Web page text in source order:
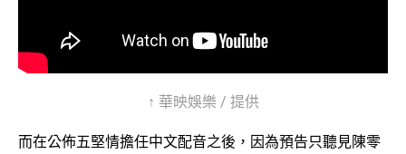
↑ 華映娛樂 / 提供
而在公佈五堅情擔任中文配音之後，因為預告只聽見陳零